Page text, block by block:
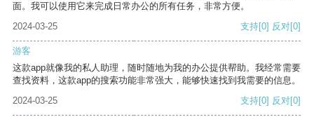
面。我可以使用它来完成日常办公的所有任务，非常方便。
2024-03-25
支持[0] 反对[0]
游客
这款app就像我的私人助理，随时随地为我的办公提供帮助。我经常需要
查找资料，这款app的搜索功能非常强大，能够快速找到我需要的信息。
2024-03-25
支持[0] 反对[0]